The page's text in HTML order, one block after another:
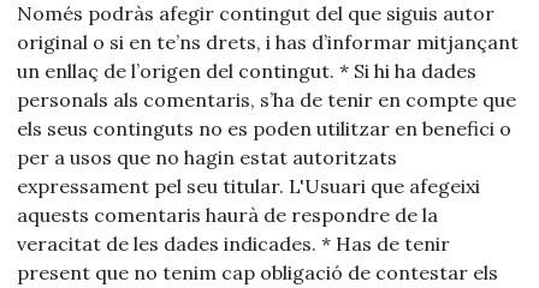
Només podràs afegir contingut del que siguis autor
original o si en te’ns drets, i has d’informar mitjançant
un enllaç de l’origen del contingut. * Si hi ha dades
personals als comentaris, s’ha de tenir en compte que
els seus continguts no es poden utilitzar en benefici o
per a usos que no hagin estat autoritzats
expressament pel seu titular. L'Usuari que afegeixi
aquests comentaris haurà de respondre de la
veracitat de les dades indicades. * Has de tenir
present que no tenim cap obligació de contestar els